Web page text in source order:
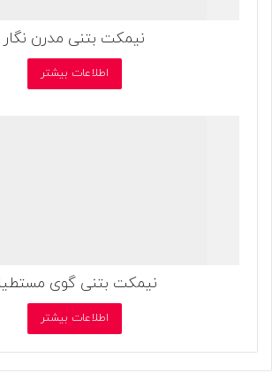
نیمکت بتنی مدرن نگار
اطلاعات بیشتر
نیمکت بتنی گوی
اطلاعات بیشتر